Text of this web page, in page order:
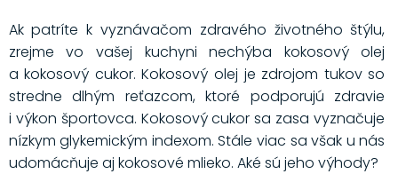
Ak patríte k vyznávačom zdravého životného štýlu,
zrejme vo vašej kuchyni nechýba kokosový olej
a kokosový cukor. Kokosový olej je zdrojom tukov so
stredne dlhým reťazcom, ktoré podporujú zdravie
i výkon športovca. Kokosový cukor sa zasa vyznačuje
nízkym glykemickým indexom. Stále viac sa však u nás
udomácňuje aj kokosové mlieko. Aké sú jeho výhody?